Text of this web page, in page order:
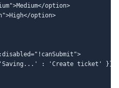
option>
option>
: 'Create ticket' }}